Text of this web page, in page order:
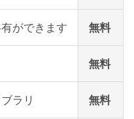
ができます 無料
無料
ラリ 無料